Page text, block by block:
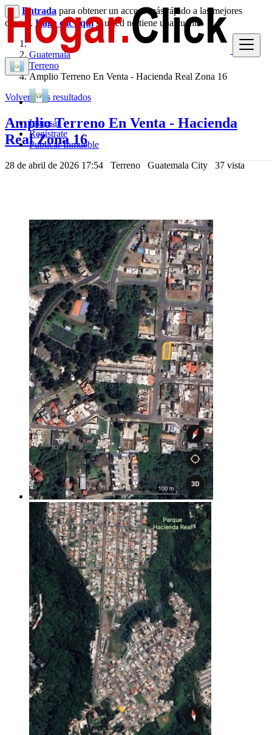
Ingresar
Regístrate
Publicar Inmueble
× Entrada para obtener un acceso más rápido a las mejores
ofertas. Haga clic aquísi usted no tiene una cuenta.
Guatemala
Terreno
Amplio Terreno En Venta - Hacienda Real Zona 16
Volver a los resultados
Amplio Terreno En Venta - Hacienda
Real Zona 16
28 de abril de 2026 17:54 Terreno Guatemala City 37 vista